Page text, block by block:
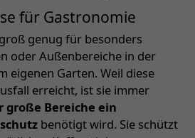
für Gastronomie
genug für besonders
oder Außenbereiche in der
eigenen Garten. Weil diese
erreicht, ist sie immer
große Bereiche ein
benötigt wird. Sie schützt